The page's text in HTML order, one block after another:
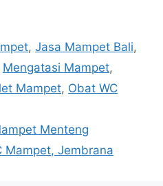
,Jasa Mampet Bali,
Mengatasi Mampet,
Mampet, Obat WC
Menteng
Mampet, Jembrana